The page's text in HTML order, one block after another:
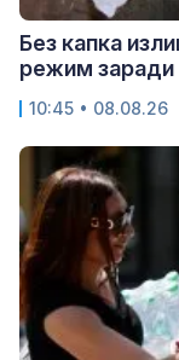
Без капка
режим
10:45 • 08.08.26